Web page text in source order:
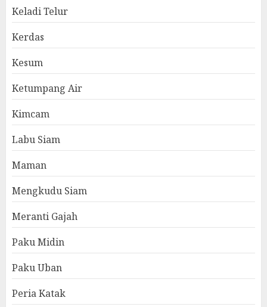
Keladi Telur
Kerdas
Kesum
Ketumpang Air
Kimcam
Labu Siam
Maman
Mengkudu Siam
Meranti Gajah
Paku Midin
Paku Uban
Peria Katak